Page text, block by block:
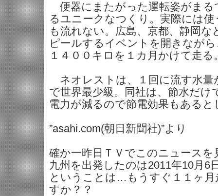
便器にまたがった運転姿がまる
るユニークなつくり。実際には
も流れない。広島、京都、静岡
ピールするイベントを開きなが
１４００キロを１カ月かけて走る
ネオレストは、１回に流す水量
で世界最少級。同社は、節水だけ
電力が減るので節電効果もあると
”asahi.com(朝日新聞社)”より
確か一昨日ＴＶでこのニュース
九州を出発したのは2011年10月6
ということは…もうすぐ１１ヶ
すか？？